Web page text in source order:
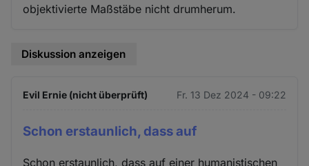
objektivierte Maßstäbe nicht drumherum.
Diskussion anzeigen
Evil Ernie (nicht überprüft) Fr. 13 Dez 2024 - 09:22
Schon erstaunlich, dass auf
Schon erstaunlich, dass auf einer humanistischen